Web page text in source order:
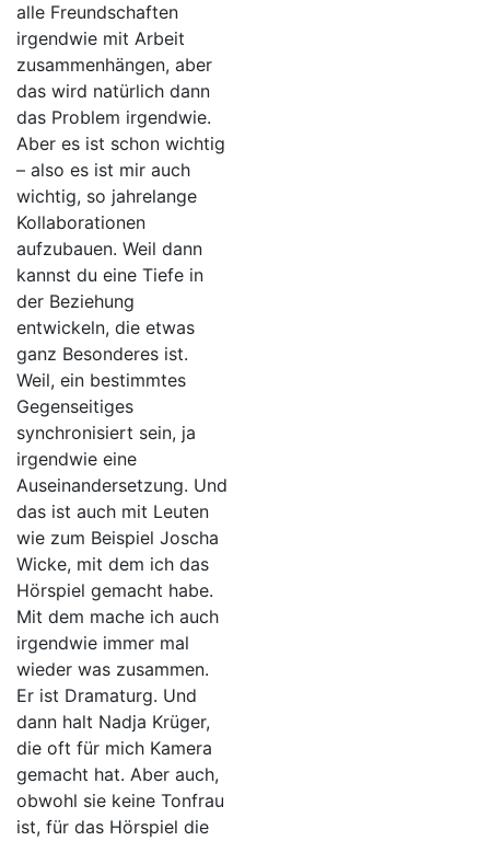
alle Freundschaften
irgendwie mit Arbeit
zusammenhängen, aber
das wird natürlich dann
das Problem irgendwie.
Aber es ist schon wichtig
– also es ist mir auch
wichtig, so jahrelange
Kollaborationen
aufzubauen. Weil dann
kannst du eine Tiefe in
der Beziehung
entwickeln, die etwas
ganz Besonderes ist.
Weil, ein bestimmtes
Gegenseitiges
synchronisiert sein, ja
irgendwie eine
Auseinandersetzung. Und
das ist auch mit Leuten
wie zum Beispiel Joscha
Wicke, mit dem ich das
Hörspiel gemacht habe.
Mit dem mache ich auch
irgendwie immer mal
wieder was zusammen.
Er ist Dramaturg. Und
dann halt Nadja Krüger,
die oft für mich Kamera
gemacht hat. Aber auch,
obwohl sie keine Tonfrau
ist, für das Hörspiel die